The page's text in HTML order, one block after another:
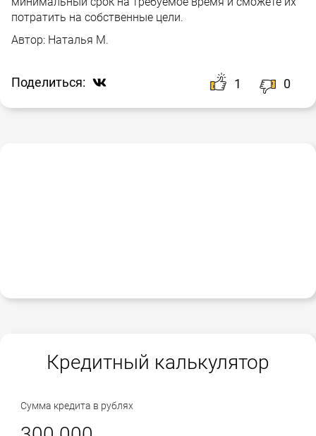
потратить на собственные цели.
Автор: Наталья М.
Поделиться: 1 0
Кредитный калькулятор
Сумма кредита в рублях